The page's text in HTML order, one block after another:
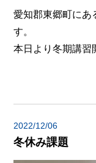
愛知郡東郷町にあ
す。
本日より冬期講習
2022/12/06
冬休み課題